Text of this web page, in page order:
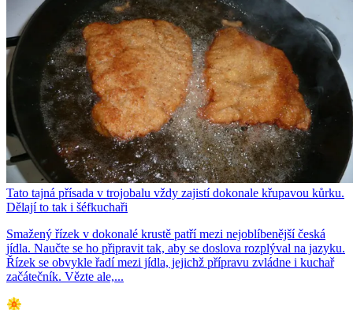
Tato tajná přísada v trojobalu vždy zajistí dokonale křupavou kůrku.
Dělají to tak i šéfkuchaři
Smažený řízek v dokonalé krustě patří mezi nejoblíbenější česká
jídla. Naučte se ho připravit tak, aby se doslova rozplýval na jazyku.
Řízek se obvykle řadí mezi jídla, jejichž přípravu zvládne i kuchař
začátečník. Vězte ale,...